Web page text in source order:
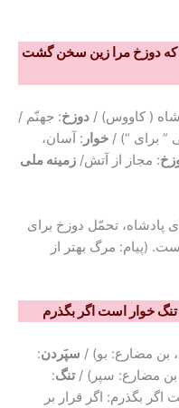
که دوزخ مرا زین سخن گشت
( کاووس) / دوزخ: جهنّم /
” برای “) / خوار : آسان،
: مجاز از آتش/ زمینه ملی
پادشاه، تحمّل دوزخ برای
(پیام: مرگ بهتر از
بن مضارع: بو) / سپَردن:
بن مضارع: سپر) /تنگ:
اگر بگذرم: اگر قرار بر